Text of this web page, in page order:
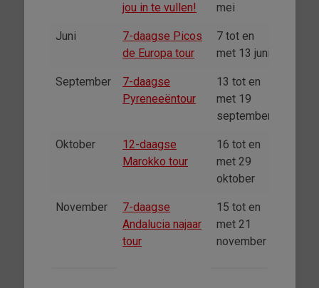
jou in te vullen!
mei
Juni
7-daagse Picos
de Europa tour
7 tot en
met 13 juni
September
7-daagse
Pyreneeëntour
13 tot en
met 19
september
Oktober
12-daagse
Marokko tour
16 tot en
met 29
oktober
November
7-daagse
Andalucia najaar
tour
15 tot en
met 21
november